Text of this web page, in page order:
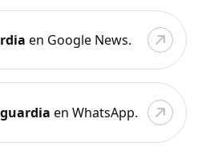
en Google News.
en WhatsApp.